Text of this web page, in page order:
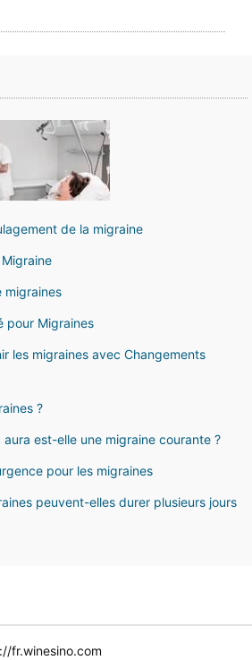
de la migraine
migraines
pour Migraines
les migraines avec Changements
?
est-elle une migraine courante ?
pour les migraines
peuvent-elles durer plusieurs jours
fr.winesino.com